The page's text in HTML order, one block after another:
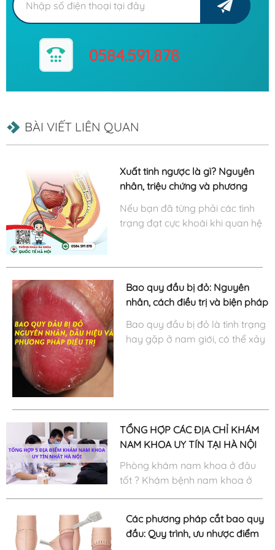
0584.591.878
BÀI VIẾT LIÊN QUAN
Xuất tinh ngược là gì? Nguyên
nhân, triệu chứng và phương
pháp điều trị hiệu quả
Nếu bạn đã từng phải các tình
trạng đạt cực khoái khi quan hệ
thận, vì đó là triệu chứng đặc
trưng của bệnh xuất tinh ngược.
Đây là bệnh lý có thể gây vô
Bao quy đầu bị đỏ: Nguyên
nhân, cách điều trị và biện pháp
phòng ngừa hiệu quả
Bao quy đầu bị đỏ là tình trạng
hay gặp ở nam giới, có thể xảy
của các bệnh.....
TỔNG HỢP CÁC ĐỊA CHỈ KHÁM
NAM KHOA UY TÍN TẠI HÀ NỘI
Phòng khám nam khoa ở đâu
tốt ? Khám bệnh nam khoa ở
với số lượng lớn các phòng
khám nam khoa ở Hà Nội thì
Các phương pháp cắt bao quy
đầu: Quy trình, ưu nhược điểm